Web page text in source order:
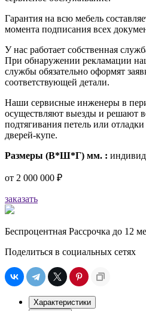
Гарантия на всю мебель
момента подписания всех
У нас работает собственная
При обнаружении рекламации
службы обязательно оформят
соответствующей детали.
Наши сервисные инженеры в
осуществляют выезды и решают
подтягивания петель или
дверей-купе.
Размеры (В*Ш*Г) мм. :
от 2 000 000 ₽
заказать
Беспроцентная Рассрочка до 12
Поделиться в социальных сетях
Характеристики